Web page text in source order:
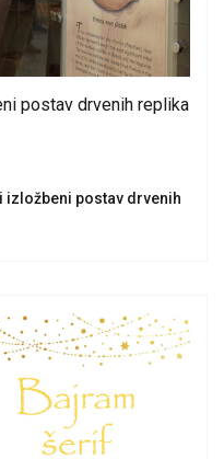
postav drvenih replika
izložbeni postav drvenih